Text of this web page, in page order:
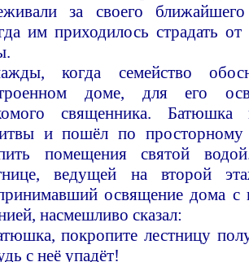
за своего
им приходилось страдать
когда семейство
доме, для его
священника. Батюшка
и пошёл по просторному
помещения святой
ведущей на второй
освящение дома с
насмешливо сказал:
покропите лестницу
с неё упадёт!